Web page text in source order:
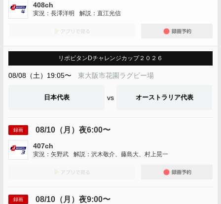
408ch
実況：長澤洋明 解説：直江光信
リポビタンDチャレンジカップ２０２６
08/08（土）19:05〜 東大阪市花園ラグビー場
日本代表 vs オーストラリア代表
録画 08/10（月）夜6:00〜
407ch
実況：矢野武 解説：沢木敬介、藤島大、村上晃一
録画 08/10（月）夜9:00〜